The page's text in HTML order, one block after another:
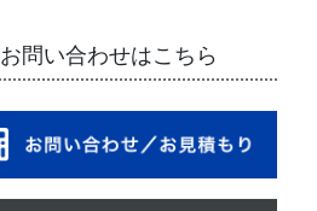
お問い合わせはこちら